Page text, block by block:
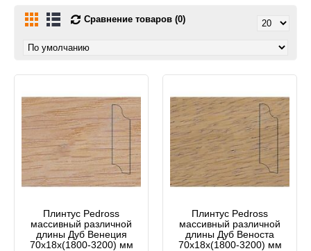
Сравнение товаров (0)
Плинтус Pedross
массивный различной
длины Дуб Венеция
70x18x(1800-3200) мм
Плинтус Pedross
массивный различной
длины Дуб Веноста
70x18x(1800-3200) мм